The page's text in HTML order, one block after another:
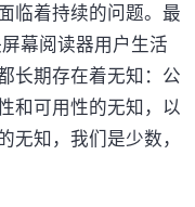
临着持续的问题。最
幕阅读器用户生活
长期存在着无知：公
和可用性的无知，以
无知，我们是少数，